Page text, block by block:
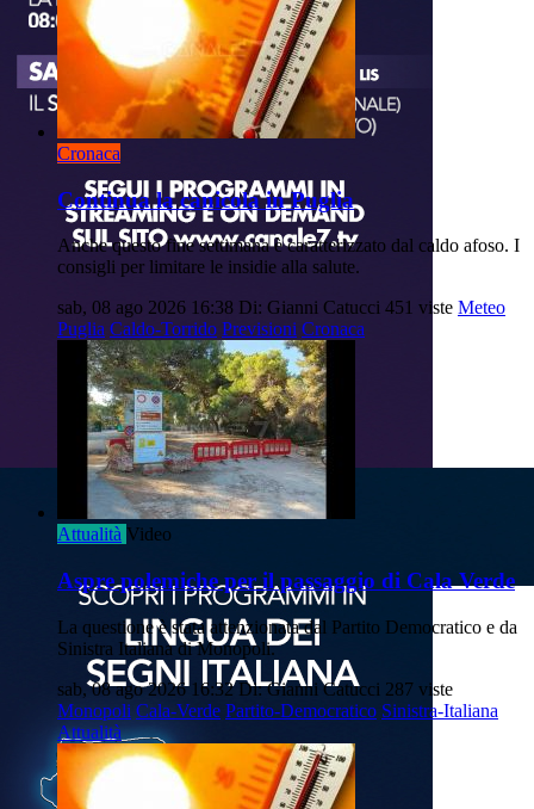
Cronaca
Continua la canicola in Puglia
Anche questo fine settimana è caratterizzato dal caldo afoso. I
consigli per limitare le insidie alla salute.
sab, 08 ago 2026 16:38 Di: Gianni Catucci 451 viste Meteo
Puglia Caldo-Torrido Previsioni Cronaca
Attualità Video
Aspre polemiche per il passaggio di Cala Verde
La questione è stata attenzionata dal Partito Democratico e da
Sinistra Italiana di Monopoli.
sab, 08 ago 2026 16:32 Di: Gianni Catucci 287 viste
Monopoli Cala-Verde Partito-Democratico Sinistra-Italiana
Attualità